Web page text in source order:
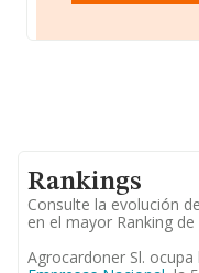
Rankings
Consulte la evolución
en el mayor Ranking
Agrocardoner Sl.